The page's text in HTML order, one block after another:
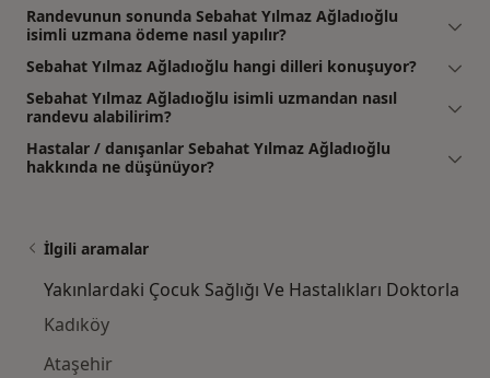
Randevunun sonunda Sebahat Yılmaz Ağladıoğlu
isimli uzmana ödeme nasıl yapılır?
Sebahat Yılmaz Ağladıoğlu hangi dilleri konuşuyor?
Sebahat Yılmaz Ağladıoğlu isimli uzmandan nasıl
randevu alabilirim?
Hastalar / danışanlar Sebahat Yılmaz Ağladıoğlu
hakkında ne düşünüyor?
İlgili aramalar
Yakınlardaki Çocuk Sağlığı Ve Hastalıkları Doktorla
Kadıköy
Ataşehir